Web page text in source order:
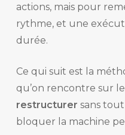
actions, mais pour
rythme, et une
durée.
Ce qui suit est la
qu’on rencontre sur
restructurer sans tout
bloquer la machine